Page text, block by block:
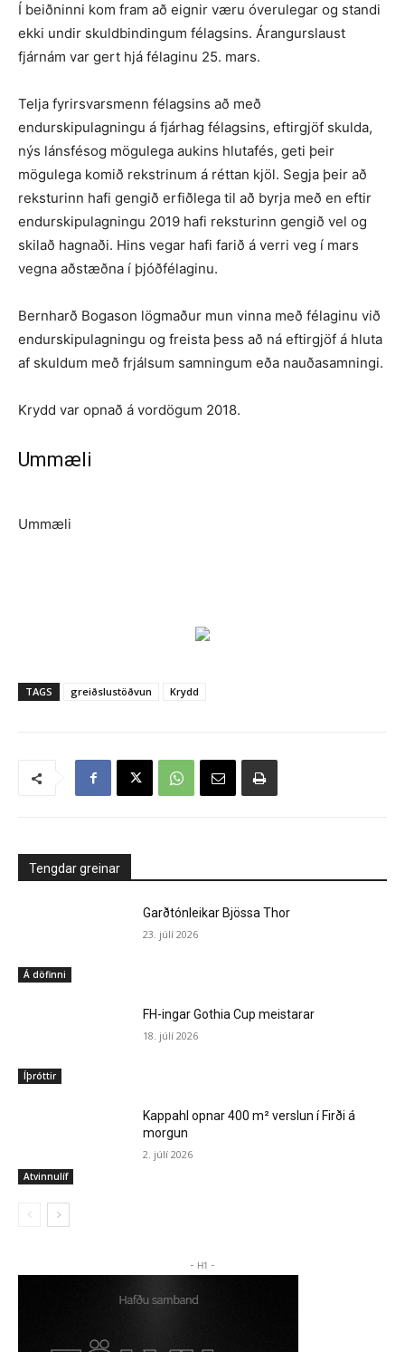
Í beiðninni kom fram að eignir væru óverulegar og standi
ekki undir skuldbindingum félagsins. Árangurslaust
fjárnám var gert hjá félaginu 25. mars.
Telja fyrirsvarsmenn félagsins að með
endurskipulagningu á fjárhag félagsins, eftirgjöf skulda,
nýs lánsfésog mögulega aukins hlutafés, geti þeir
mögulega komið rekstrinum á réttan kjöl. Segja þeir að
reksturinn hafi gengið erfiðlega til að byrja með en eftir
endurskipulagningu 2019 hafi reksturinn gengið vel og
skilað hagnaði. Hins vegar hafi farið á verri veg í mars
vegna aðstæðna í þjóðfélaginu.
Bernharð Bogason lögmaður mun vinna með félaginu við
endurskipulagningu og freista þess að ná eftirgjöf á hluta
af skuldum með frjálsum samningum eða nauðasamningi.
Krydd var opnað á vordögum 2018.
Ummæli
Ummæli
TAGS greiðslustöðvun Krydd
Tengdar greinar
Á döfinni
Garðtónleikar Bjössa Thor
23. júlí 2026
Íþróttir
FH-ingar Gothia Cup meistarar
18. júlí 2026
Atvinnulíf
Kappahl opnar 400 m² verslun í Firði á
morgun
2. júlí 2026
- H1 -